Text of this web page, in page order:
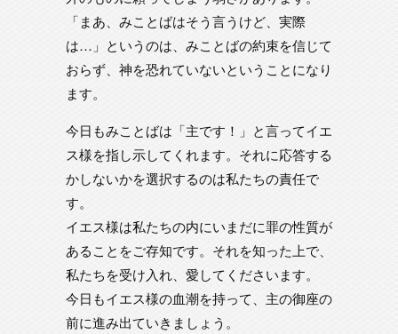
「まあ、みことばはそう言うけど、実際
は…」というのは、みことばの約束を信じて
おらず、神を恐れていないということになり
ます。
今日もみことばは「主です！」と言ってイエ
ス様を指し示してくれます。それに応答する
かしないかを選択するのは私たちの責任で
す。
イエス様は私たちの内にいまだに罪の性質が
あることをご存知です。それを知った上で、
私たちを受け入れ、愛してくださいます。
今日もイエス様の血潮を持って、主の御座の
前に進み出ていきましょう。